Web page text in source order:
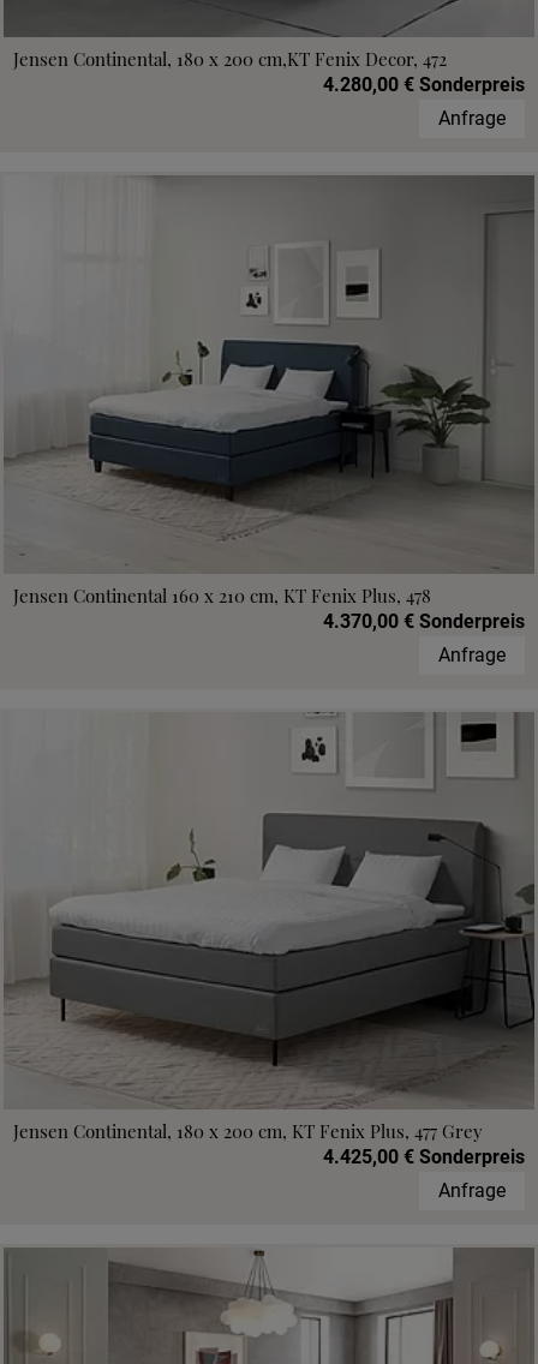
Jensen Continental, 180 x 200 cm,KT Fenix Decor, 472
4.280,00 € Sonderpreis
Anfrage
Jensen Continental 160 x 210 cm, KT Fenix Plus, 478
4.370,00 € Sonderpreis
Anfrage
Jensen Continental, 180 x 200 cm, KT Fenix Plus, 477 Grey
4.425,00 € Sonderpreis
Anfrage